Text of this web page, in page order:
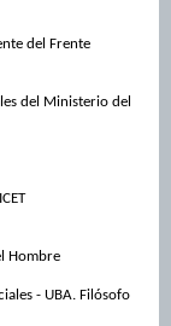
del Frente
del Ministerio del
Hombre
- UBA. Filósofo